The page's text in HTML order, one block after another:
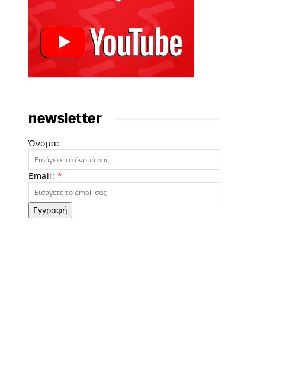
newsletter
Όνομα:
Email: *
Εγγραφή